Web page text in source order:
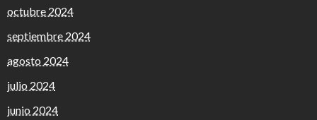
octubre 2024
septiembre 2024
agosto 2024
julio 2024
junio 2024